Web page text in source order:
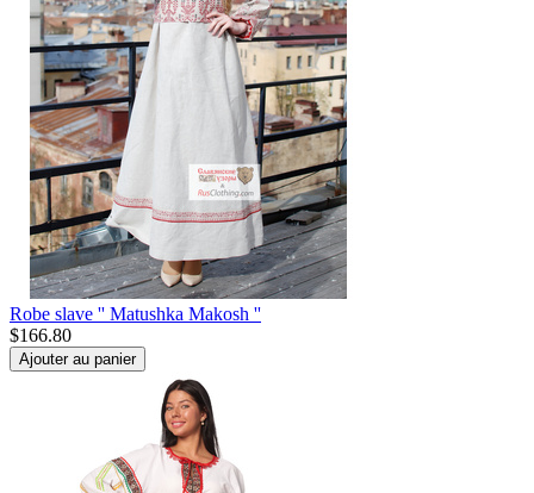
Robe slave '' Matushka Makosh ''
$166.80
Ajouter au panier